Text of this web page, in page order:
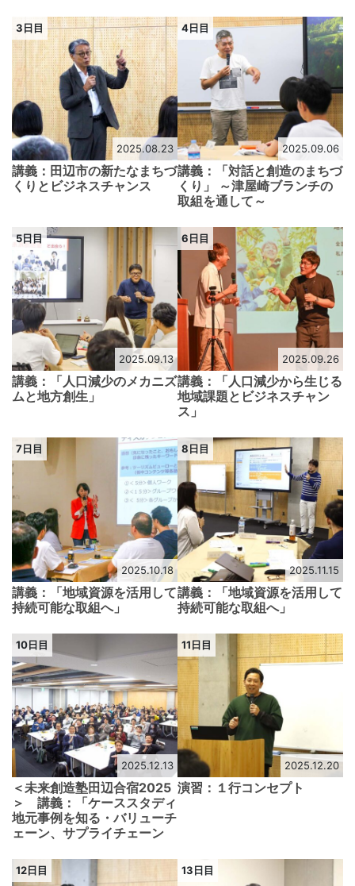
3日目
2025.08.23
講義：田辺市の新たなまちづ
くりとビジネスチャンス
4日目
2025.09.06
講義：「対話と創造のまちづ
くり」 ～津屋崎ブランチの
取組を通して～
5日目
2025.09.13
講義：「人口減少のメカニズ
ムと地方創生」
6日目
2025.09.26
講義：「人口減少から生じる
地域課題とビジネスチャン
ス」
7日目
2025.10.18
講義：「地域資源を活用して
持続可能な取組へ」
8日目
2025.11.15
講義：「地域資源を活用して
持続可能な取組へ」
10日目
2025.12.13
＜未来創造塾田辺合宿2025
＞ 講義：「ケーススタディ
地元事例を知る・バリューチ
ェーン、サプライチェーン
11日目
2025.12.20
演習：１行コンセプト
12日目 13日目